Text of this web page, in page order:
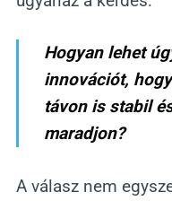
Hogyan lehet
innovációt,
távon is stabil
maradjon?
A válasz nem